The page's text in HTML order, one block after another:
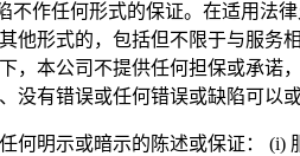
不作任何形式的保证。在适用
他形式的，包括但不限于与服
，本公司不提供任何担保或承
有错误或任何错误或缺陷可以
何明示或暗示的陈述或保证：